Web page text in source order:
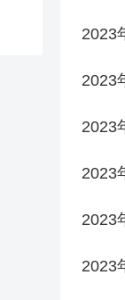
2023
2023
2023
2023
2023
2023